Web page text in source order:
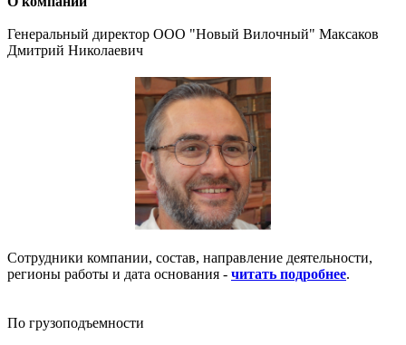
Генеральный директор ООО "Новый Вилочный" Максаков
Дмитрий Николаевич
Сотрудники компании, состав, направление деятельности,
регионы работы и дата основания - читать подробнее.
По грузоподъемности